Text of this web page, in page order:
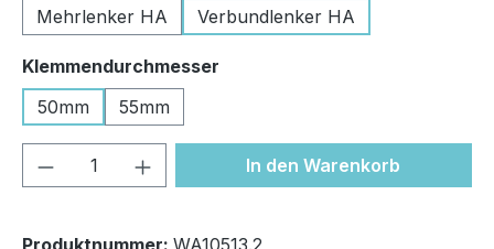
Mehrlenker HA
Verbundlenker HA
Klemmendurchmesser
50mm
55mm
Produkt Anzahl: Gib denIn den Warenkorb
Produktnummer: WA10513.2